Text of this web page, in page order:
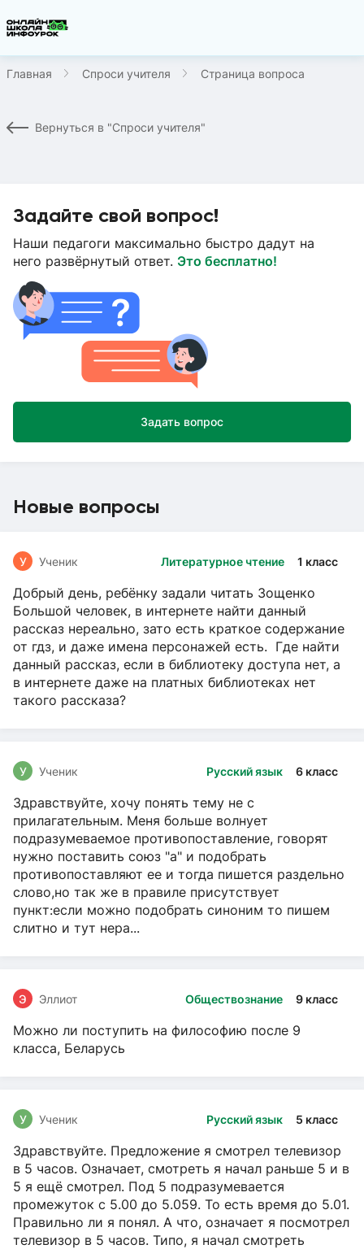
Главная Спроси учителя Страница вопроса
Вернуться в "Спроси учителя"
Задайте свой вопрос!
Наши педагоги максимально быстро дадут на
него развёрнутый ответ. Это бесплатно!
Задать вопрос
Новые вопросы
Литературное чтение 1 класс
У Ученик
Добрый день, ребёнку задали читать Зощенко
Большой человек, в интернете найти данный
рассказ нереально, зато есть краткое содержание
от гдз, и даже имена персонажей есть. Где найти
данный рассказ, если в библиотеку доступа нет, а
в интернете даже на платных библиотеках нет
такого рассказа?
Русский язык 6 класс
У Ученик
Здравствуйте, хочу понять тему не с
прилагательным. Меня больше волнует
подразумеваемое противопоставление, говорят
нужно поставить союз "а" и подобрать
противопоставляют ее и тогда пишется раздельно
слово,но так же в правиле присутствует
пункт:если можно подобрать синоним то пишем
слитно и тут нера...
Обществознание 9 класс
Э Эллиот
Можно ли поступить на философию после 9
класса, Беларусь
Русский язык 5 класс
У Ученик
Здравствуйте. Предложение я смотрел телевизор
в 5 часов. Означает, смотреть я начал раньше 5 и в
5 я ещё смотрел. Под 5 подразумевается
промежуток с 5.00 до 5.059. То есть время до 5.01.
Правильно ли я понял. А что, означает я посмотрел
телевизор в 5 часов. Типо, я начал смотреть